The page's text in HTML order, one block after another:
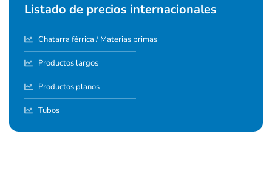
Listado de precios internacionales
Chatarra férrica / Materias primas
Productos largos
Productos planos
Tubos